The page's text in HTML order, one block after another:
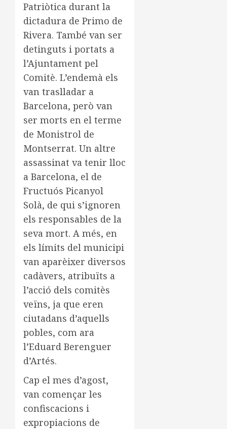
Patriòtica durant la
dictadura de Primo de
Rivera. També van ser
detinguts i portats a
l’Ajuntament pel
Comitè. L’endemà els
van traslladar a
Barcelona, però van
ser morts en el terme
de Monistrol de
Montserrat. Un altre
assassinat va tenir lloc
a Barcelona, el de
Fructuós Picanyol
Solà, de qui s’ignoren
els responsables de la
seva mort. A més, en
els límits del municipi
van aparèixer diversos
cadàvers, atribuïts a
l’acció dels comitès
veïns, ja que eren
ciutadans d’aquells
pobles, com ara
l’Eduard Berenguer
d’Artés.
Cap el mes d’agost,
van començar les
confiscacions i
expropiacions de